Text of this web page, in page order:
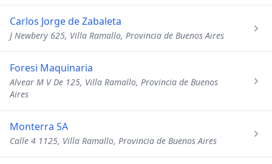
Carlos Jorge de Zabaleta
J Newbery 625, Villa Ramallo, Provincia de Buenos Aires
Foresi Maquinaria
Alvear M V De 125, Villa Ramallo, Provincia de Buenos
Aires
Monterra SA
Calle 4 1125, Villa Ramallo, Provincia de Buenos Aires